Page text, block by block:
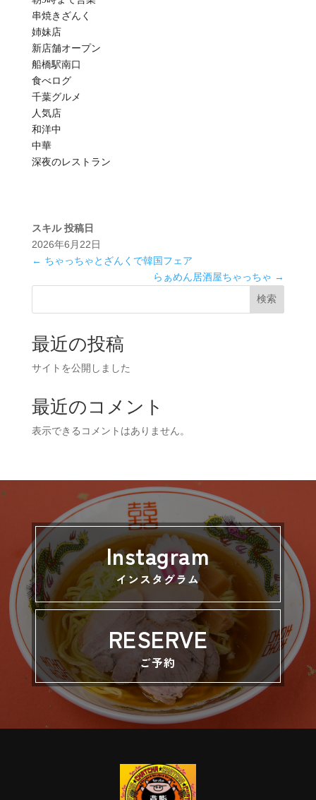
串焼きざんく
姉妹店
新店舗オープン
船橋駅南口
食べログ
千葉グルメ
人気店
和洋中
中華
深夜のレストラン
スキル 投稿日
2026年6月22日
← ちゃっちゃとざんくで韓国フェア
らぁめん居酒屋ちゃっちゃ →
検索
最近の投稿
サイトを公開しました
最近のコメント
表示できるコメントはありません。
Instagram
インスタグラム
RESERVE
ご予約